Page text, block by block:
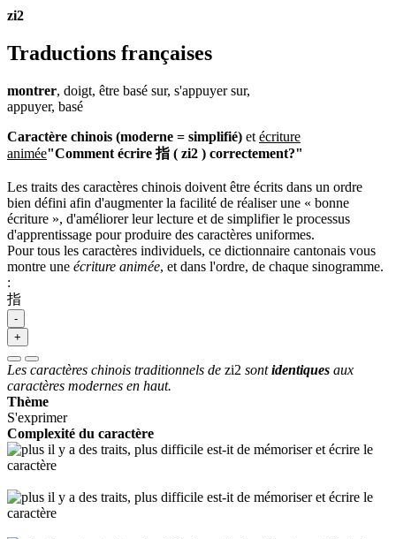
zi2
Traductions françaises
montrer, doigt, être basé sur, s'appuyer sur,
appuyer, basé
Caractère chinois (moderne = simplifié) et écriture
animée"Comment écrire 指 ( zi2 ) correctement?"
Les traits des caractères chinois doivent être écrits dans un ordre
bien défini afin d'augmenter la facilité de réaliser une « bonne
écriture », d'améliorer leur lecture et de simplifier le processus
d'apprentissage pour produire des caractères uniformes.
Pour tous les caractères individuels, ce dictionnaire cantonais vous
montre une écriture animée, et dans l'ordre, de chaque sinogramme.
:
指
-
+
Les caractères chinois traditionnels de zi2 sontidentiques aux
caractères modernes en haut.
Thème
S'exprimer
Complexité du caractère